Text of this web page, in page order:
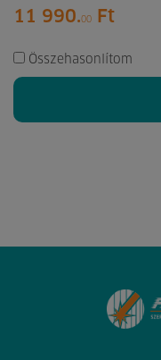
11 990.00 Ft
Összehasonlítom